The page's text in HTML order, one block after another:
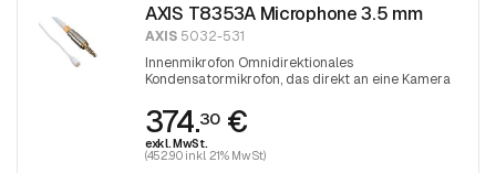
AXIS T8353A Microphone 3.5 mm
AXIS 5032-531
Innenmikrofon Omnidirektionales
Kondensatormikrofon, das direkt an eine Kamera
374.30€
exkl. MwSt.
(452.90 inkl. 21% MwSt)